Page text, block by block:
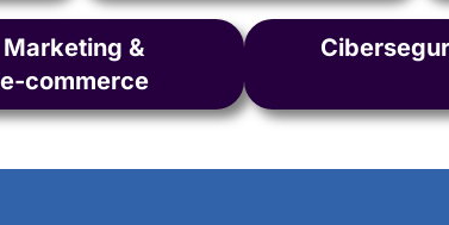
Marketing &
e-commerce